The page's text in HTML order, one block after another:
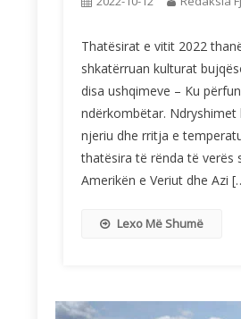
Thatësirat e vitit 2022
shkatërruan kulturat
disa ushqimeve – Ku
ndërkombëtar.
njeriu dhe rritja e
thatësira të rënda të verës
Amerikën e Veriut dhe Azi
Lexo Më Shumë